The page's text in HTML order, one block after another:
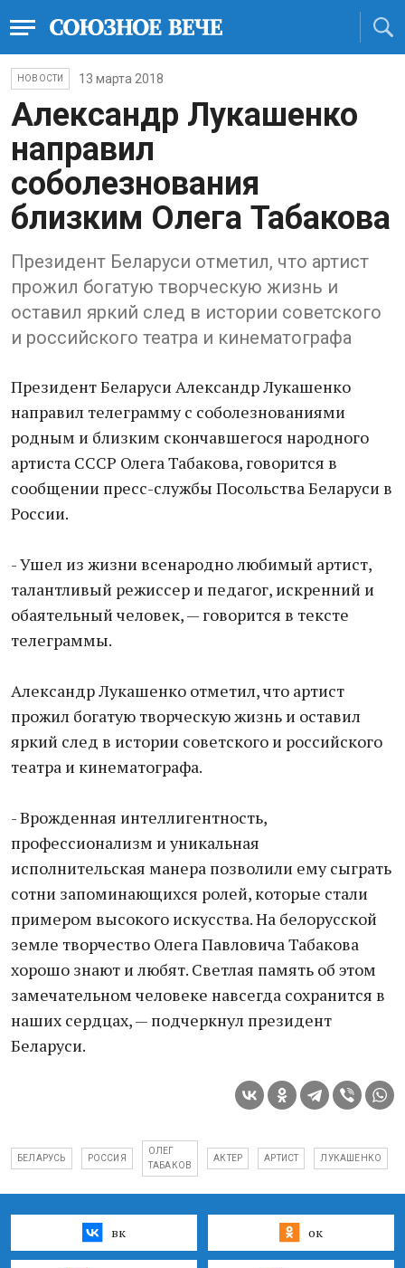
НОВОСТИ 13 марта 2018
Александр Лукашенко
направил
соболезнования
близким Олега Табакова
Президент Беларуси отметил, что артист
прожил богатую творческую жизнь и
оставил яркий след в истории советского
и российского театра и кинематографа
Президент Беларуси Александр Лукашенко
направил телеграмму с соболезнованиями
родным и близким скончавшегося народного
артиста СССР Олега Табакова, говорится в
сообщении пресс-службы Посольства Беларуси в
России.
- Ушел из жизни всенародно любимый артист,
талантливый режиссер и педагог, искренний и
обаятельный человек, — говорится в тексте
телеграммы.
Александр Лукашенко отметил, что артист
прожил богатую творческую жизнь и оставил
яркий след в истории советского и российского
театра и кинематографа.
- Врожденная интеллигентность,
профессионализм и уникальная
исполнительская манера позволили ему сыграть
сотни запоминающихся ролей, которые стали
примером высокого искусства. На белорусской
земле творчество Олега Павловича Табакова
хорошо знают и любят. Светлая память об этом
замечательном человеке навсегда сохранится в
наших сердцах, — подчеркнул президент
Беларуси.
БЕЛАРУСЬ РОССИЯ
ОЛЕГ
ТАБАКОВ
АКТЕР АРТИСТ ЛУКАШЕНКО
вк ок